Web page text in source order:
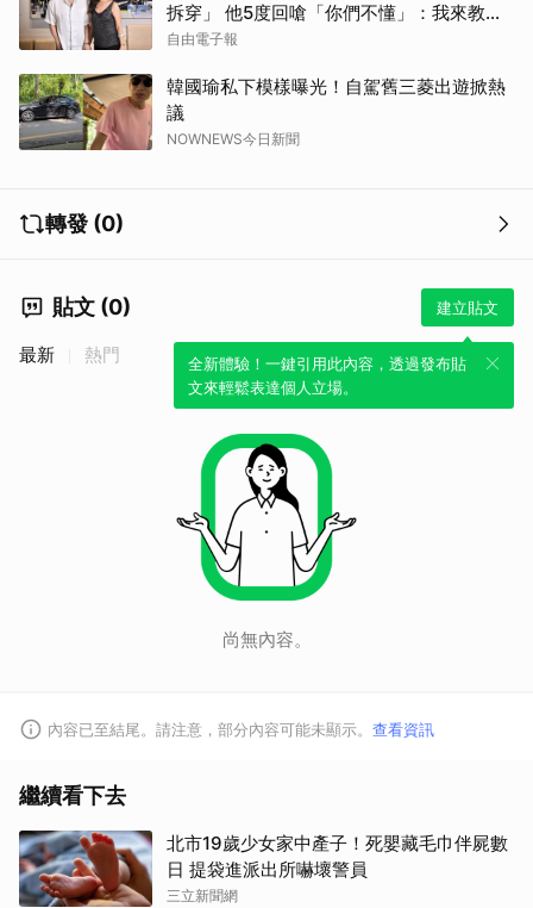
拆穿」 他5度回嗆「你們不懂」：我來教育
你們
自由電子報
韓國瑜私下模樣曝光！自駕舊三菱出遊掀熱
議
NOWNEWS今日新聞
轉發 (0)
貼文 (0) 建立貼文
全新體驗！一鍵引用此內容，透過發布貼
文來輕鬆表達個人立場。
最新 熱門
尚無內容。
內容已至結尾。請注意，部分內容可能未顯示。 查看資訊
繼續看下去
北市19歲少女家中產子！死嬰藏毛巾伴屍數
日 提袋進派出所嚇壞警員
三立新聞網